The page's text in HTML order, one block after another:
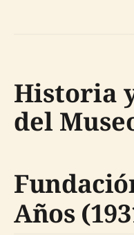
Historia
del
Años